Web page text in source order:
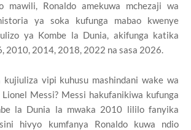
mawili, Ronaldo amekuwa mchezaji wa
ya soka kufunga mabao kwenye
ya Kombe la Dunia, akifunga katika
2010, 2014, 2018, 2022 na sasa 2026.
kujiuliza vipi kuhusu mashindani wake wa
Messi? Messi hakufanikiwa kufunga
la Dunia la mwaka 2010 lililo fanyika
hivyo kumfanya Ronaldo kuwa ndio